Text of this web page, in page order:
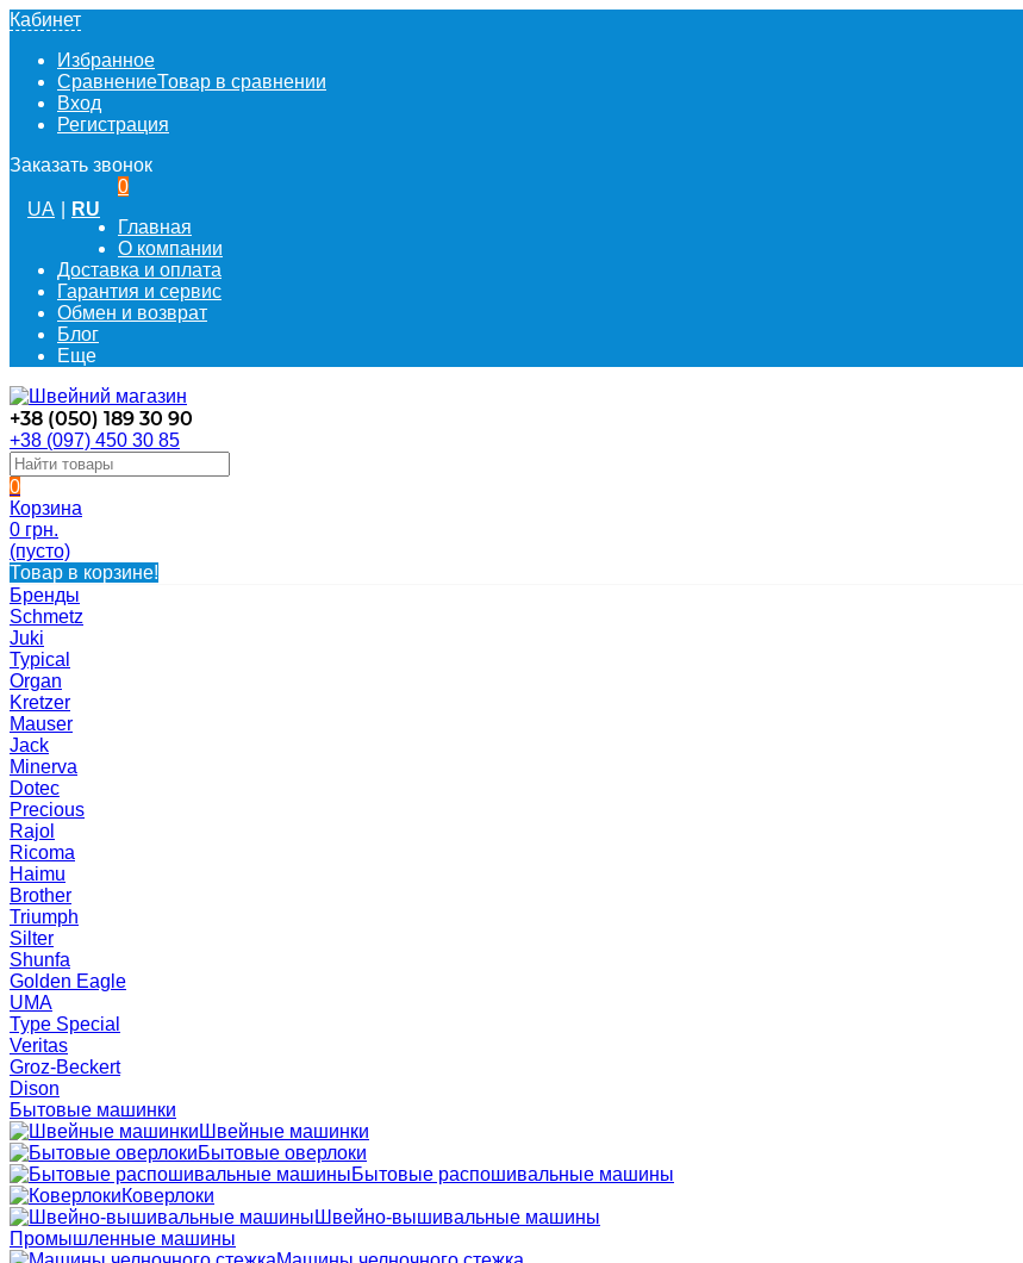
Кабинет
Избранное
СравнениеТовар в сравнении
Вход
Регистрация
Заказать звонок
UA RU
0
Главная
О компании
Доставка и оплата
Гарантия и сервис
Обмен и возврат
Блог
Еще
+38 (050) 189 30 90
+38 (097) 450 30 85
0
Корзина
0 грн.
(пусто)
Товар в корзине!
Бренды
Schmetz
Juki
Typical
Organ
Kretzer
Mauser
Jack
Minerva
Dotec
Precious
Rajol
Ricoma
Haimu
Brother
Triumph
Silter
Shunfa
Golden Eagle
UMA
Type Special
Veritas
Groz-Beckert
Dison
Бытовые машинки
Швейные машинки
Бытовые оверлоки
Бытовые распошивальные машины
Коверлоки
Швейно-вышивальные машины
Промышленные машины